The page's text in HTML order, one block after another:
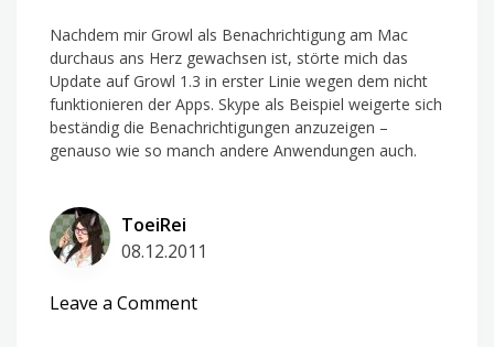
Nachdem mir Growl als Benachrichtigung am Mac
durchaus ans Herz gewachsen ist, störte mich das
Update auf Growl 1.3 in erster Linie wegen dem nicht
funktionieren der Apps. Skype als Beispiel weigerte sich
beständig die Benachrichtigungen anzuzeigen –
genauso wie so manch andere Anwendungen auch.
ToeiRei
08.12.2011
Leave a Commenton